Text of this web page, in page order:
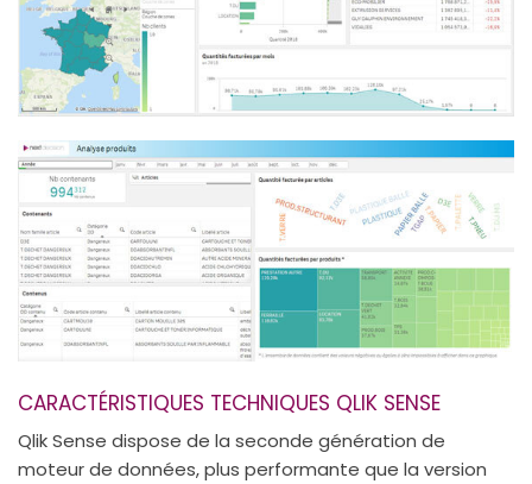
CARACTÉRISTIQUES TECHNIQUES QLIK SENSE
Qlik Sense dispose de la seconde génération de
moteur de données, plus performante que la version